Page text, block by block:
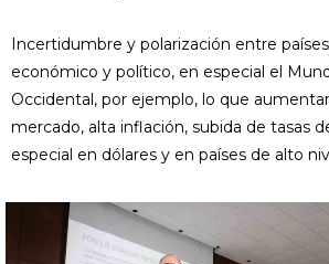
Incertidumbre y polarización entre
económico y político, en especial el
Occidental, por ejemplo, lo que
mercado, alta inflación, subida de tasas
especial en dólares y en países de alto